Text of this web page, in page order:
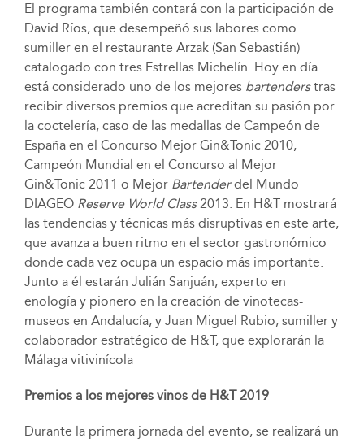
El programa también contará con la participación de
David Ríos, que desempeñó sus labores como
sumiller en el restaurante Arzak (San Sebastián)
catalogado con tres Estrellas Michelín. Hoy en día
está considerado uno de los mejores bartenderstras
recibir diversos premios que acreditan su pasión por
la coctelería, caso de las medallas de Campeón de
España en el Concurso Mejor Gin&Tonic 2010,
Campeón Mundial en el Concurso al Mejor
Gin&Tonic 2011 o Mejor Bartenderdel Mundo
DIAGEO Reserve World Class2013. En H&T mostrará
las tendencias y técnicas más disruptivas en este arte,
que avanza a buen ritmo en el sector gastronómico
donde cada vez ocupa un espacio más importante.
Junto a él estarán Julián Sanjuán, experto en
enología y pionero en la creación de vinotecas-
museos en Andalucía, y Juan Miguel Rubio, sumiller y
colaborador estratégico de H&T, que explorarán la
Málaga vitivinícola
Premios a los mejores vinos de H&T 2019
Durante la primera jornada del evento, se realizará un